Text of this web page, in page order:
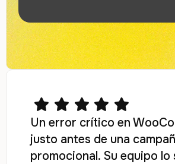
Un error crítico en
justo antes de una
promocional. Su equipo lo